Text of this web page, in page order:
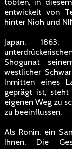
entwickelt von
hinter Nioh und
Japan, 1863.
Shogunat
westlicher
Inmitten eines
geprägt ist, steht
eigenen Weg zu
zu beeinflussen.
Als Ronin, ein
Ihnen. Die